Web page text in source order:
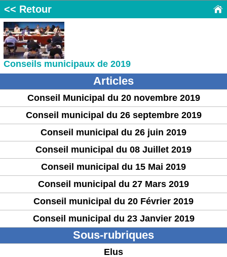
<< Retour
Conseils municipaux de 2019
Articles
Conseil Municipal du 20 novembre 2019
Conseil municipal du 26 septembre 2019
Conseil municipal du 26 juin 2019
Conseil municipal du 08 Juillet 2019
Conseil municipal du 15 Mai 2019
Conseil municipal du 27 Mars 2019
Conseil municipal du 20 Février 2019
Conseil municipal du 23 Janvier 2019
Sous-rubriques
Elus